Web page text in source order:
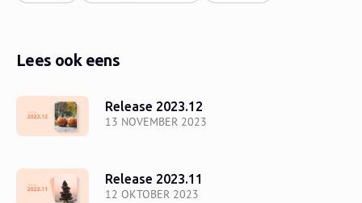
Lees ook eens
13 NOVEMBER 2023
Release 2023.12
12 OKTOBER 2023
Release 2023.11